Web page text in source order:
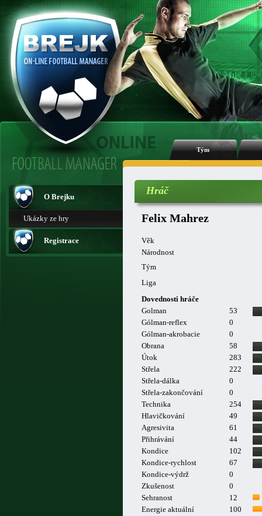
Tým
O Brejku
Ukázky ze hry
Registrace
Hráč
Felix Mahrez
Věk
Národnost
Tým
Liga
Dovednosti hráče
Golman
53
Gólman-reflex
0
Gólman-akrobacie
0
Obrana
58
Útok
283
Střela
222
Střela-dálka
0
Střela-zakončování
0
Technika
254
Hlavičkování
49
Agresivita
61
Přihrávání
44
Kondice
102
Kondice-rychlost
67
Kondice-výdrž
0
Zkušenost
0
Sehranost
12
Energie aktuální
100